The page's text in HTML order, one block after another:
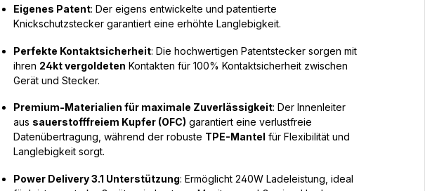
Eigenes Patent: Der eigens entwickelte und patentierte
Knickschutzstecker garantiert eine erhöhte Langlebigkeit.
Perfekte Kontaktsicherheit: Die hochwertigen Patentstecker sorgen mit
ihren 24kt vergoldeten Kontakten für 100% Kontaktsicherheit zwischen
Gerät und Stecker.
Premium-Materialien für maximale Zuverlässigkeit: Der Innenleiter
aus sauerstofffreiem Kupfer (OFC) garantiert eine verlustfreie
Datenübertragung, während der robuste TPE-Mantel für Flexibilität und
Langlebigkeit sorgt.
Power Delivery 3.1 Unterstützung: Ermöglicht 240W Ladeleistung, ideal